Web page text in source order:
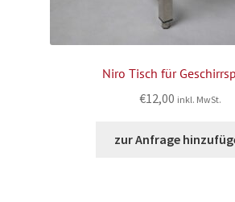
Niro Tisch für
€12,00 inkl. MwSt.
zur Anfrage